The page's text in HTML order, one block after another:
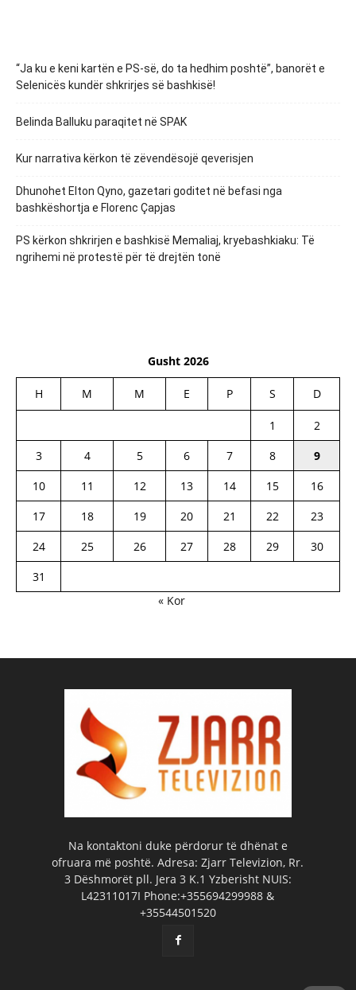
“Ja ku e keni kartën e PS-së, do ta hedhim poshtë”, banorët e
Selenicës kundër shkrirjes së bashkisë!
Belinda Balluku paraqitet në SPAK
Kur narrativa kërkon të zëvendësojë qeverisjen
Dhunohet Elton Qyno, gazetari goditet në befasi nga
bashkëshortja e Florenc Çapjas
PS kërkon shkrirjen e bashkisë Memaliaj, kryebashkiaku: Të
ngrihemi në protestë për të drejtën tonë
Gusht 2026
H M M E P S D
1
2
3
4 5 6 7 8
9
10
11 12 13 14 15
16
17
18 19 20 21 22
23
24
25 26 27 28 29
30
31
« Kor
Na kontaktoni duke përdorur të dhënat e
ofruara më poshtë. Adresa: Zjarr Televizion, Rr.
3 Dëshmorët pll. Jera 3 K.1 Yzberisht NUIS:
L42311017I Phone:+355694299988 &
+35544501520